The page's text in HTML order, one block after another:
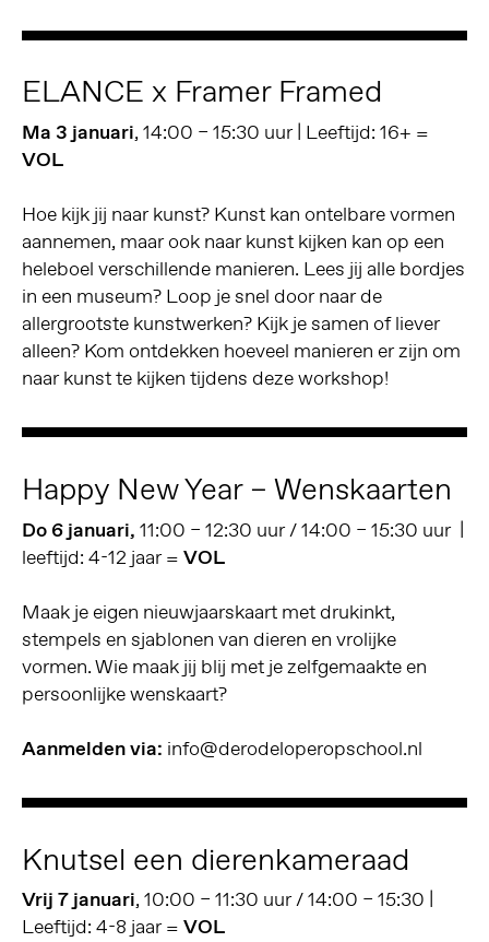
ELANCE x Framer Framed
Ma 3 januari, 14:00 – 15:30 uur | Leeftijd: 16+ =
VOL
Hoe kijk jij naar kunst? Kunst kan ontelbare vormen
aannemen, maar ook naar kunst kijken kan op een
heleboel verschillende manieren. Lees jij alle bordjes
in een museum? Loop je snel door naar de
allergrootste kunstwerken? Kijk je samen of liever
alleen? Kom ontdekken hoeveel manieren er zijn om
naar kunst te kijken tijdens deze workshop!
Happy New Year – Wenskaarten
Do 6 januari, 11:00 – 12:30 uur / 14:00 – 15:30 uur |
leeftijd: 4-12 jaar = VOL
Maak je eigen nieuwjaarskaart met drukinkt,
stempels en sjablonen van dieren en vrolijke
vormen. Wie maak jij blij met je zelfgemaakte en
persoonlijke wenskaart?
Aanmelden via: info@derodeloperopschool.nl
Knutsel een dierenkameraad
Vrij 7 januari, 10:00 – 11:30 uur / 14:00 – 15:30 |
Leeftijd: 4-8 jaar = VOL